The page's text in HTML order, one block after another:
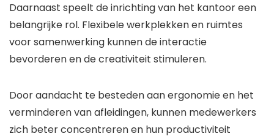
Daarnaast speelt de inrichting van het kantoor een
belangrijke rol. Flexibele werkplekken en ruimtes
voor samenwerking kunnen de interactie
bevorderen en de creativiteit stimuleren.
Door aandacht te besteden aan ergonomie en het
verminderen van afleidingen, kunnen medewerkers
zich beter concentreren en hun productiviteit